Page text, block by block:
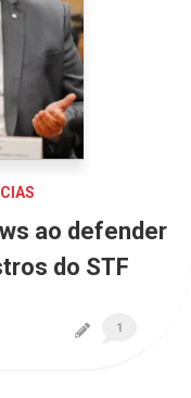
ao defender
do STF
1